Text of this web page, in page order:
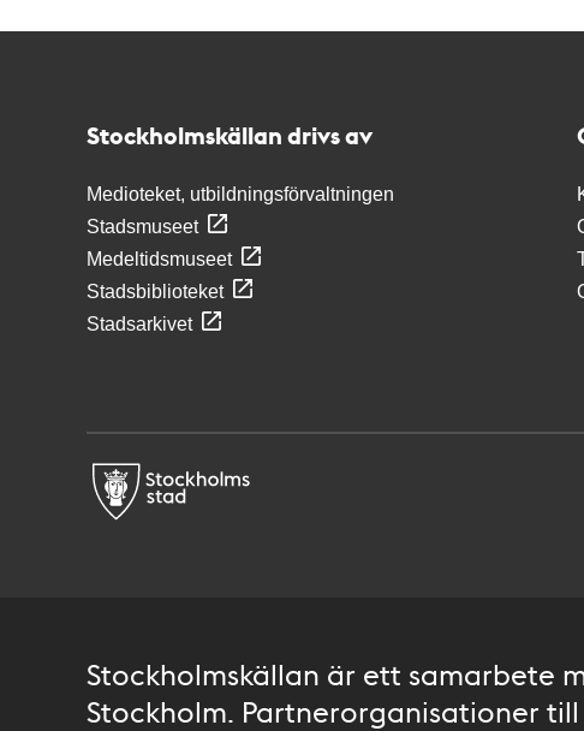
Stockholmskällan drivs av
Medioteket, utbildningsförvaltningen
Stadsmuseet
Medeltidsmuseet
Stadsbiblioteket
Stadsarkivet
Stockholmskällan är ett samarbete
Stockholm. Partnerorganisationer